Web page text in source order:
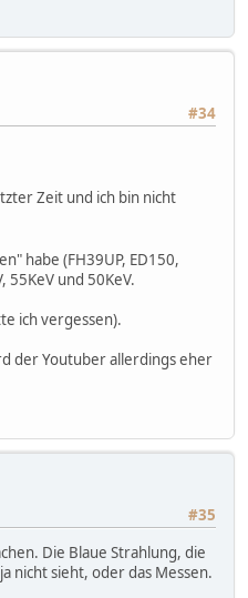
#34
Zeit und ich bin nicht
habe (FH39UP, ED150,
55KeV und 50KeV.
ich vergessen).
der Youtuber allerdings eher
#35
Die Blaue Strahlung, die
nicht sieht, oder das Messen.